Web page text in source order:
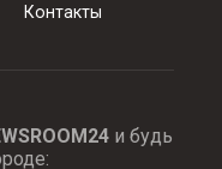
Контакты
и будь